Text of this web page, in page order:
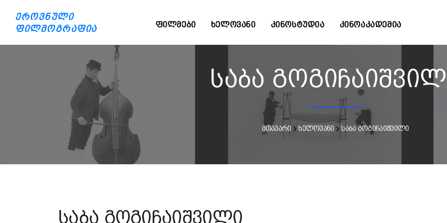
ეროვნული
ფილმოგრაფია
ᲤᲘᲚᲛᲔᲑᲘ ᲮᲔᲚᲝᲕᲐᲜᲘ ᲙᲘᲜᲝᲡᲢᲣᲓᲘᲐ ᲙᲘᲜᲝᲐᲙᲐᲓᲔᲛᲘᲐ
საბა
მთავარი ხელოვანი საბა გოგიჩაიშვილი
საბა გოგიჩაიშვილი